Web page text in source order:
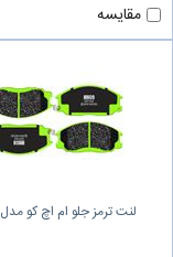
مقایسه
لنت ترمز جلو ام اچ کو مدل 1400